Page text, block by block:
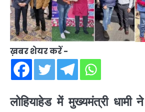
ख़बर शेयर करें -
लोहियाहेड में मुख्यमंत्री